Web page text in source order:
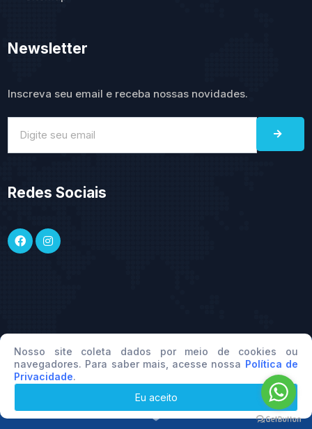
Newsletter
Inscreva seu email e receba nossas novidades.
Redes Sociais
© 2026 Dra. Juliana Braga - Psiquiatra. Todos os direitos
Nosso site coleta dados por meio de cookies ou
navegadores. Para saber mais, acesse nossa Política de
Privacidade.
Eu aceito